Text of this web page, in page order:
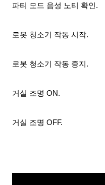
파티 모드 음성 노티 확인.
로봇 청소기 작동 시작.
로봇 청소기 작동 중지.
거실 조명 ON.
거실 조명 OFF.